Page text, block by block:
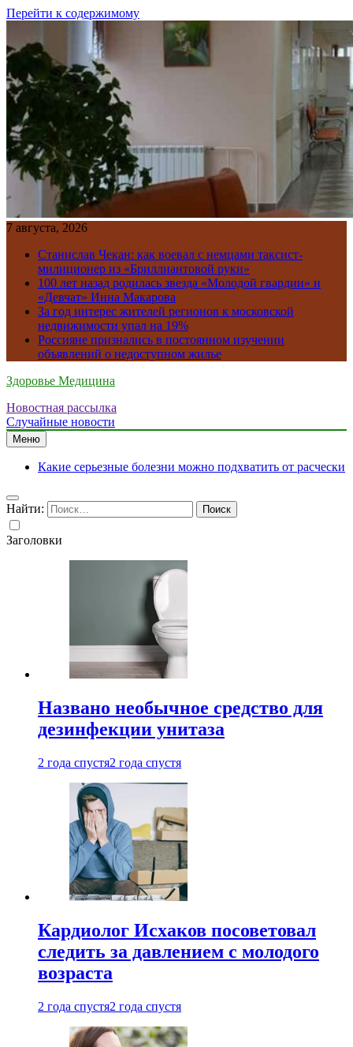
Перейти к содержимому
7 августа, 2026
Станислав Чекан: как воевал с немцами таксист-
милиционер из «Бриллиантовой руки»
100 лет назад родилась звезда «Молодой гвардии» и
«Девчат» Инна Макарова
За год интерес жителей регионов к московской
недвижимости упал на 19%
Россияне признались в постоянном изучении
объявлений о недоступном жилье
Здоровье Медицина
Новостная рассылка
Случайные новости
Меню
Какие серьезные болезни можно подхватить от расчески
Найти:
Заголовки
Названо необычное средство для
дезинфекции унитаза
2 года спустя2 года спустя
Кардиолог Исхаков посоветовал
следить за давлением с молодого
возраста
2 года спустя2 года спустя